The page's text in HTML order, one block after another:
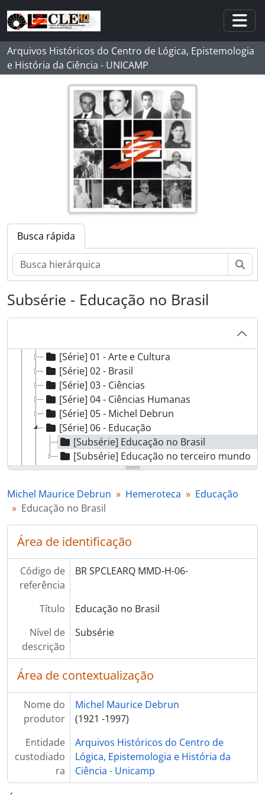
Skip to main content
Arquivos Históricos do Centro de Lógica, Epistemologia
e História da Ciência - UNICAMP
Busca rápida
Subsérie - Educação no Brasil
[Fundo] MMD - Michel Maurice Debrun
[Série] Documentos Pessoais
[Série] Correspondências
[Grupo] AA - Atividades Acadêmicas
[Grupo] PP - Produção de Pesquisa
[Grupo] U - Unesco
[Série] 01 - Arte e Cultura
[Série] 02 - Brasil
[Série] 03 - Ciências
[Série] 04 - Ciências Humanas
[Série] 05 - Michel Debrun
[Série] 06 - Educação
[Subsérie] Educação no Brasil
[Subsérie] Educação no terceiro mundo
[Série] 07 - Identidade Nacional Brasileira
[Série] 09 - Ideologia e Identidade
[Série] 10 - Ideologia da Realidade Brasileira: II Parte: As 4 modalidades de IRB. Capítulo 1: O liberalismo “estamental”
[Série] 11 - Ideologia Política: Oliveiros R. Ferreira e autores afins
[Série] 12 - Língua Portuguesa
[Série] 13 - Literatura
[Série] 14 - Multiculturalismo
[Série] 15 - Política
[Série] 17 - Sociedade, Política e Cultura através da Imprensa Brasileira
[Série] 18 - Jornais
[Grupo] H - Hemeroteca Teste
Michel Maurice Debrun Hemeroteca
Educação
Educação no Brasil
Área de identificação
Código de
referência
BR SPCLEARQ MMD-H-06-
Título
Educação no Brasil
Nível de
descrição
Subsérie
Área de contextualização
Nome do
produtor
Michel Maurice Debrun
(1921 -1997)
Entidade
custodiado
ra
Arquivos Históricos do Centro de
Lógica, Epistemologia e História da
Ciência - Unicamp